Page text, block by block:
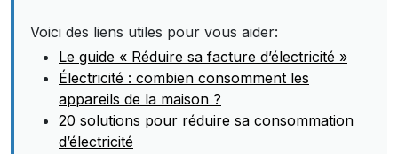
Voici des liens utiles pour vous aider:
Le guide « Réduire sa facture d’électricité »
Électricité : combien consomment les
appareils de la maison ?
20 solutions pour réduire sa consommation
d’électricité